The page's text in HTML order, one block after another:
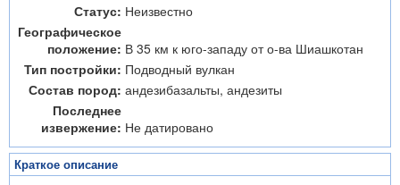
Статус: Неизвестно
Географическое
положение: В 35 км к юго-западу от о-ва Шиашкотан
Тип постройки: Подводный вулкан
Состав пород: андезибазальты, андезиты
Последнее
извержение: Не датировано
Краткое описание